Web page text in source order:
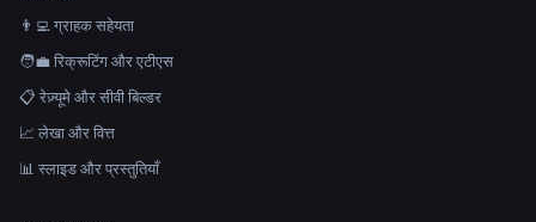
👨‍💻 ग्राहक सहेयता
🧑‍💼 रिक्रूटिंग और एटीएस
📋 रेज़्यूमे और सीवी बिल्डर
📈 लेखा और वित्त
📊 स्लाइड और प्रस्तुतियाँ